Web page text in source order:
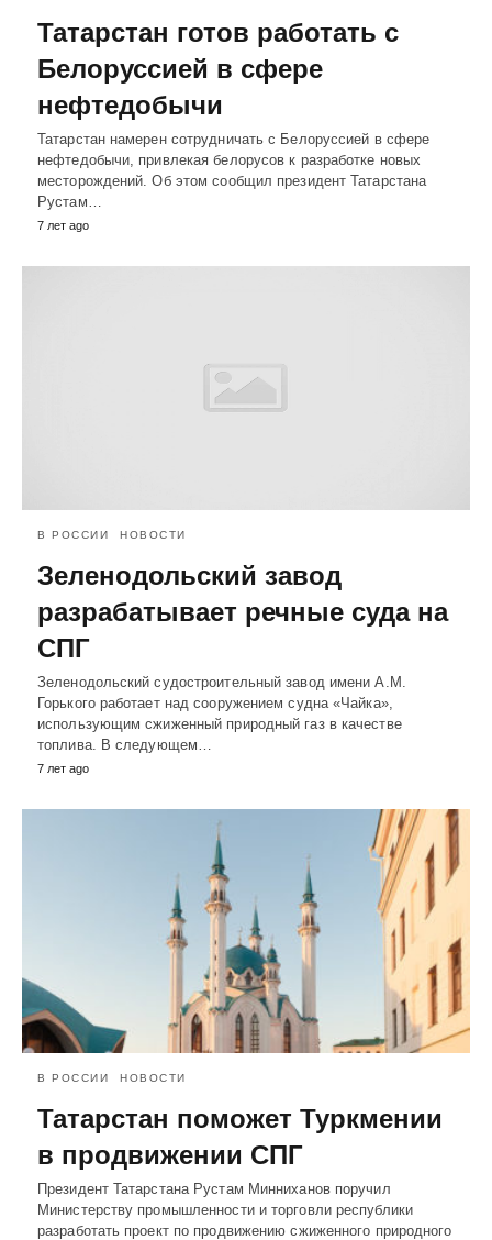
Татарстан готов работать с
Белоруссией в сфере
нефтедобычи
Татарстан намерен сотрудничать с Белоруссией в сфере
нефтедобычи, привлекая белорусов к разработке новых
месторождений. Об этом сообщил президент Татарстана
Рустам…
7 лет ago
В РОССИИ НОВОСТИ
Зеленодольский завод
разрабатывает речные суда на
СПГ
Зеленодольский судостроительный завод имени А.М.
Горького работает над сооружением судна «Чайка»,
использующим сжиженный природный газ в качестве
топлива. В следующем…
7 лет ago
В РОССИИ НОВОСТИ
Татарстан поможет Туркмении
в продвижении СПГ
Президент Татарстана Рустам Минниханов поручил
Министерству промышленности и торговли республики
разработать проект по продвижению сжиженного природного